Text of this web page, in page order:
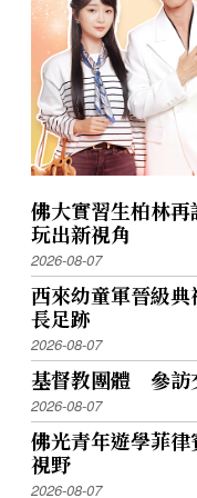
識豐富多樣的海
深海世界，藉由穿
秘、深不可測的深
我們逐步沉浸於
。水產資源與養
生物資源「永續」
個展示單元，以多
事主角即是以海
繞音效所成的聲光
佛大實習生柏林
玩出新視角
2026-08-07
西來幼童軍晉級
長足跡
2026-08-07
基督教團體 參訪
2026-08-07
佛光青年遊學菲
視野
2026-08-07